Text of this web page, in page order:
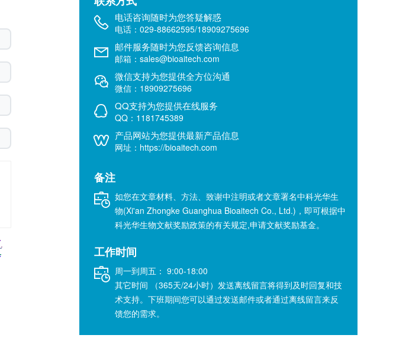
电话咨询随时为您答疑解惑
电话：029-88662595/18909275696
邮件服务随时为您反馈咨询信息
邮箱：sales@bioaitech.com
微信支持为您提供全方位沟通
微信：18909275696
QQ支持为您提供在线服务
QQ：1181745389
产品网站为您提供最新产品信息
网址：https://bioaitech.com
备注
如您在文章材料、方法、致谢中注明或者文章署名中科光华生
物(Xi'an Zhongke Guanghua Bioaitech Co., Ltd.)，即可根据中
科光华生物文献奖励政策的有关规定,申请文献奖励基金。
工作时间
周一到周五： 9:00-18:00
其它时间 （365天/24小时）发送离线留言将得到及时回复和技
术支持。下班期间您可以通过发送邮件或者通过离线留言来反
馈您的需求。